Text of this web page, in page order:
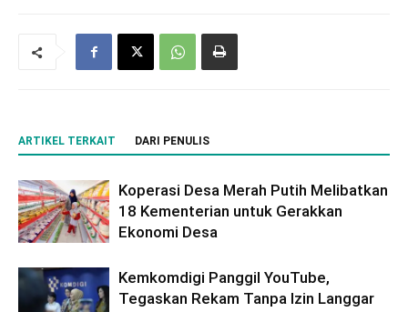
ARTIKEL TERKAIT DARI PENULIS
Koperasi Desa Merah Putih Melibatkan
18 Kementerian untuk Gerakkan
Ekonomi Desa
Kemkomdigi Panggil YouTube,
Tegaskan Rekam Tanpa Izin Langgar